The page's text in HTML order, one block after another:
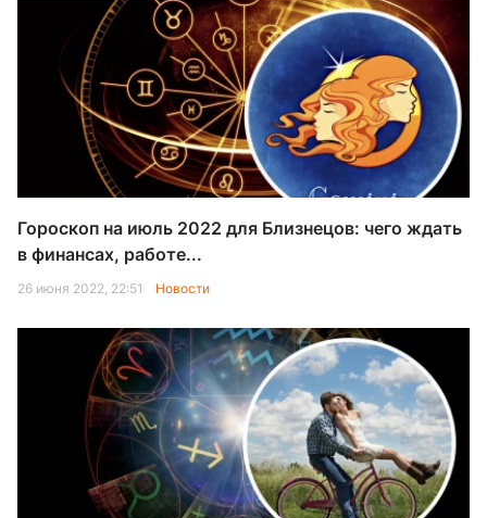
Гороскоп на июль 2022 для Близнецов: чего ждать
в финансах, работе...
26 июня 2022, 22:51 Новости